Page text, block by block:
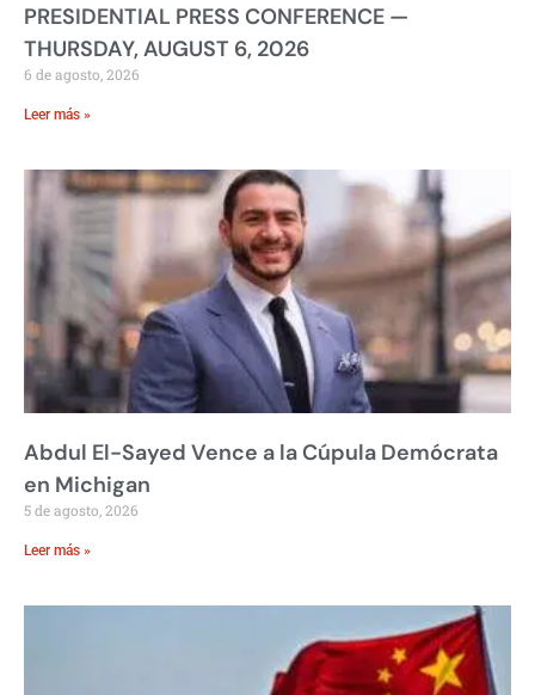
PRESIDENTIAL PRESS CONFERENCE —
THURSDAY, AUGUST 6, 2026
6 de agosto, 2026
Leer más »
Abdul El-Sayed Vence a la Cúpula Demócrata
en Michigan
5 de agosto, 2026
Leer más »